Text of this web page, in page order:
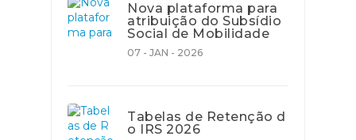
Nova plataforma para
atribuição do Subsídio
Social de Mobilidade
07 - JAN - 2026
Tabelas de Retenção d
o IRS 2026